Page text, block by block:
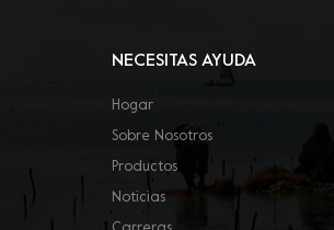
NECESITAS AYUDA
Hogar
Sobre Nosotros
Productos
Noticias